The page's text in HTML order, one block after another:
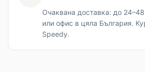
Очаквана доставка: до
или офис в цяла България.
Speedy.